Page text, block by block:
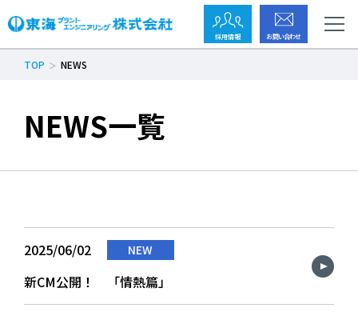
採用情報 お問い合わせ
TOP NEWS
NEWS一覧
2025/06/02 NEW
新CM公開！ 「情熱篇」